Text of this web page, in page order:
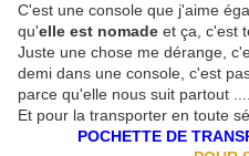
C'est une console que j'aime
qu'elle est nomade et ça, c'est
Juste une chose me dérange,
demi dans une console, c'est
parce qu'elle nous suit partout
Et pour la transporter en toute
POCHETTE DE